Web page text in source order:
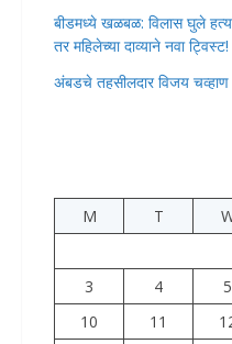
बीडमध्ये खळबळ: विलास घुले
तर महिलेच्या दाव्याने नवा ट्विस्ट!
अंबडचे तहसीलदार विजय
M
T
3
4 5
10
11